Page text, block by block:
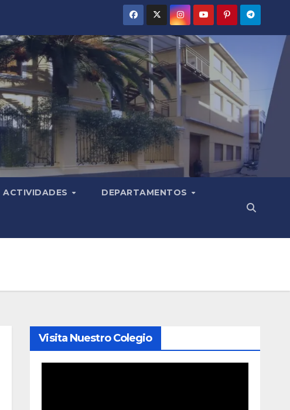
ACTIVIDADES DEPARTAMENTOS
Visita Nuestro Colegio